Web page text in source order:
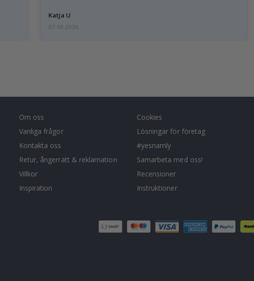
Katja U
07.08.2026
Om oss
Vanliga frågor
Kontakta oss
Retur, ångerrätt & reklamation
Villkor
Inspiration
Cookies
Lösningar för företag
#yesnamly
Samarbeta med oss!
Recensioner
Instruktioner